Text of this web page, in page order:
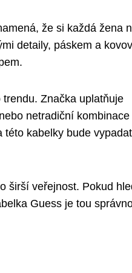
že si každá žena
detaily, páskem a
Značka uplatňuje
netradiční kombinace
této kabelky bude vypadat
širší veřejnost. Pokud
Guess je tou